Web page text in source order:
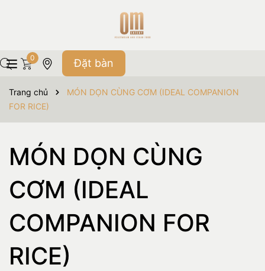
0 Đặt bàn
Trang chủ
MÓN DỌN CÙNG CƠM (IDEAL COMPANION
FOR RICE)
MÓN DỌN CÙNG
CƠM (IDEAL
COMPANION FOR
RICE)